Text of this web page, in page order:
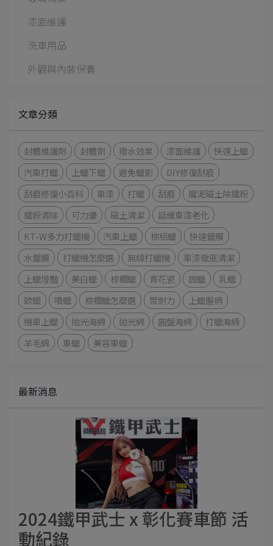
漆面維護
洗車用品
外觀與內裝保養
文章分類
封體維護劑 封體劑 撥水效果 漆面維護
快速上蠟
汽車打蠟
上蠟下蠟 避免蠟影
DIY修復刮痕
刮痕修復小百科
車漆 打蠟 刮痕
魔泥磁土除鐵粉
鐵粉清除
可力優 磁土清潔
延緩車漆老化
KT-W多力打蠟機
汽車上蠟 棕梠蠟
快速鍍膜
水鍍膜
打蠟機怎麼選 無線打蠟機
車漆徹底清潔
上蠟增豔
美白蠟 棕櫚蠟 青花瓷 固蠟
乳蠟
軟蠟
噴蠟 棕櫚蠟怎麼選 臂耐力
上蠟握柄
機車上蠟
拋光海綿 拋光綿 圓盤海綿
打蠟海綿
羊毛綿
車蠟 美容車蠟
最新消息
2024鐵甲武士 x 彰化賽車節 活
動紀錄